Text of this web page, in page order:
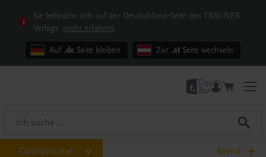
Sie befinden sich auf der Deutschland-Seite des TRAUNER
Verlags. mehr erfahren
Auf .de Seite bleiben Zur .at Seite wechseln
Gastronomie Menü